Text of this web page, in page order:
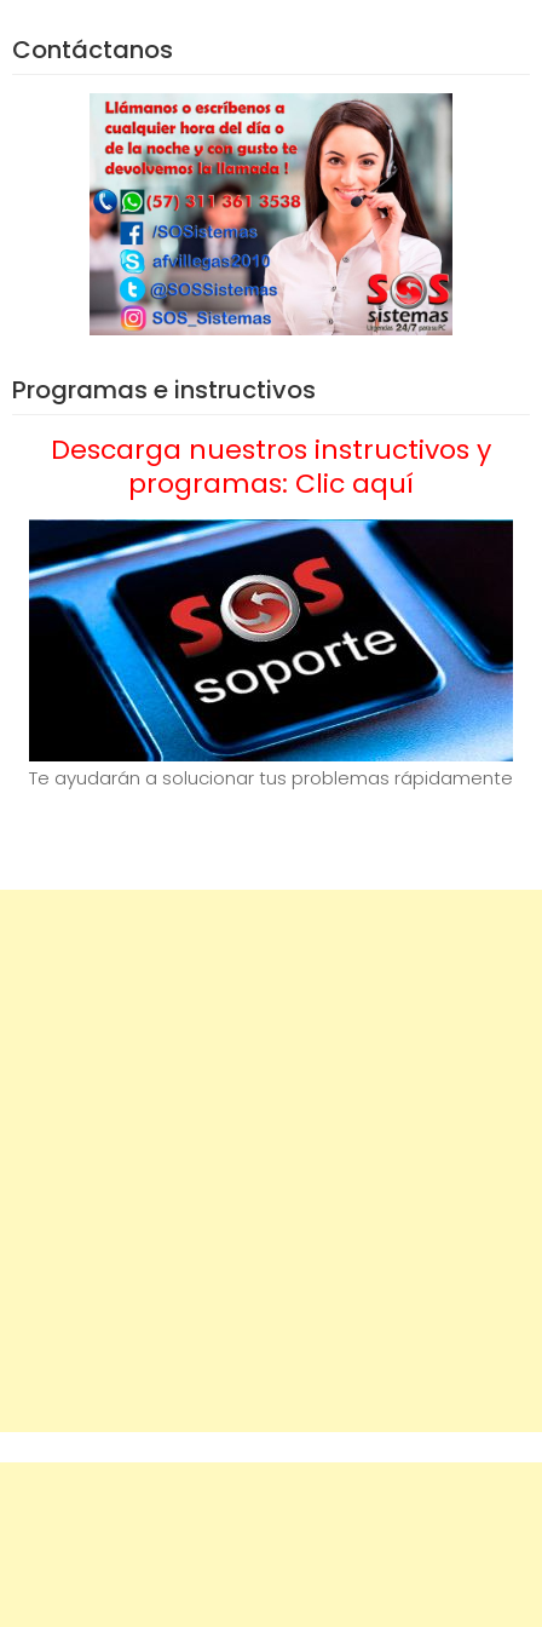
Contáctanos
Programas e instructivos
Descarga nuestros instructivos y
programas: Clic aquí
Te ayudarán a solucionar tus problemas rápidamente